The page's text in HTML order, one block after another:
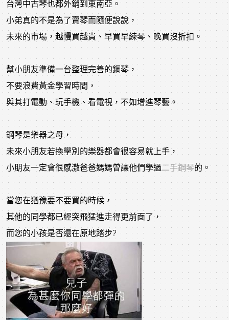
台灣中古琴也都外銷到東南亞。
小弟真的不是為了賣琴而隨便說說，
未來的市場，越慢買越貴、早買早練琴、晚買沒折扣。
幫小朋友準備一台整理完善的鋼琴，
不要浪費黃金學習時間，
與其打電動、玩手機、看電視，不如增進琴藝。
鋼琴是樂器之母，
未來小朋友若換學別的樂器都會很容易就上手，
小朋友一定會很感激爸爸媽媽曾讓他們學過二手鋼琴的。
當您在猶豫要不要買的時候，
其他的同學都已經突飛猛進走得更前面了，
而您的小孩是否還在原地踏步?